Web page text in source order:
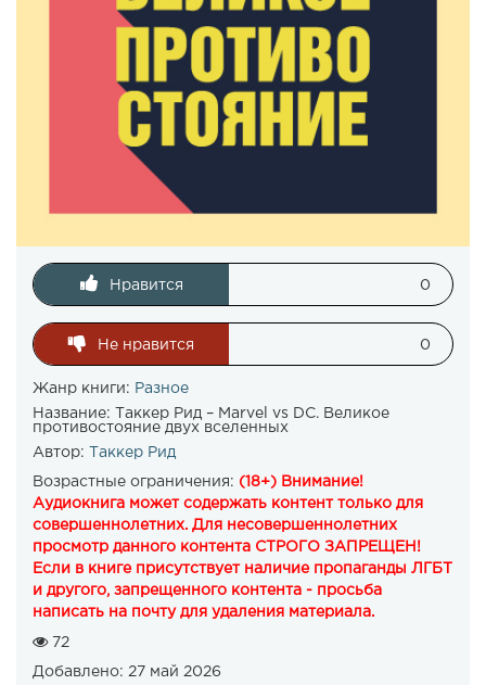
Нравится 0
Не нравится 0
Жанр книги: Разное
Название: Таккер Рид – Marvel vs DC. Великое
противостояние двух вселенных
Автор:
Таккер Рид
Возрастные ограничения: (18+) Внимание!
Аудиокнига может содержать контент только для
совершеннолетних. Для несовершеннолетних
просмотр данного контента СТРОГО ЗАПРЕЩЕН!
Если в книге присутствует наличие пропаганды ЛГБТ
и другого, запрещенного контента - просьба
написать на почту для удаления материала.
72
Добавлено: 27 май 2026